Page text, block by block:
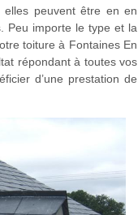
elles peuvent être en en
Peu importe le type et la
toiture à Fontaines En
répondant à toutes vos
d’une prestation de